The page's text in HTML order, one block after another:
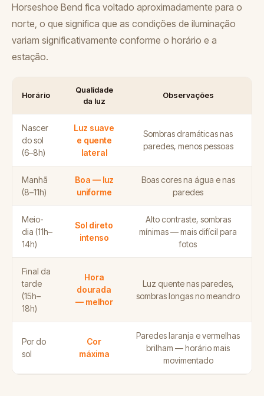
Horseshoe Bend fica voltado aproximadamente para o
norte, o que significa que as condições de iluminação
variam significativamente conforme o horário e a
estação.
Horário
Qualidade
da luz
Observações
Nascer
do sol
(6–8h)
Luz suave
e quente
lateral
Sombras dramáticas nas
paredes, menos pessoas
Manhã
(8–11h)
Boa — luz
uniforme
Boas cores na água e nas
paredes
Meio-
dia (11h–
14h)
Sol direto
intenso
Alto contraste, sombras
mínimas — mais difícil para
fotos
Final da
tarde
(15h–
18h)
Hora
dourada
— melhor
Luz quente nas paredes,
sombras longas no meandro
Por do
sol
Cor
máxima
Paredes laranja e vermelhas
brilham — horário mais
movimentado